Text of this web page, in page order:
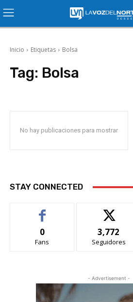
Inicio Etiquetas Bolsa
Tag: Bolsa
No hay publicaciones para mostrar
STAY CONNECTED
0
Fans
3,772
Seguidores
- Advertisement -